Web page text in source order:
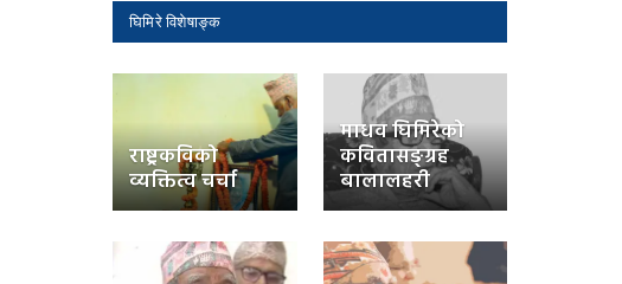
घिमिरे विशेषाङ्क
राष्ट्रकविको
व्यक्तित्व चर्चा
माधव घिमिरेको
कवितासङ्ग्रह
बालालहरी